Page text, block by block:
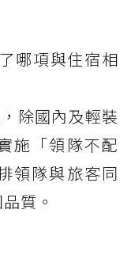
哪項與住宿相
除國內及輕裝
施「領隊不配
領隊與旅客同
質。